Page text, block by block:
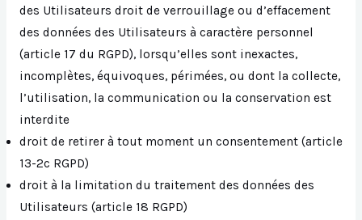
des Utilisateurs droit de verrouillage ou d’effacement
des données des Utilisateurs à caractère personnel
(article 17 du RGPD), lorsqu’elles sont inexactes,
incomplètes, équivoques, périmées, ou dont la collecte,
l’utilisation, la communication ou la conservation est
interdite
droit de retirer à tout moment un consentement (article
13-2c RGPD)
droit à la limitation du traitement des données des
Utilisateurs (article 18 RGPD)